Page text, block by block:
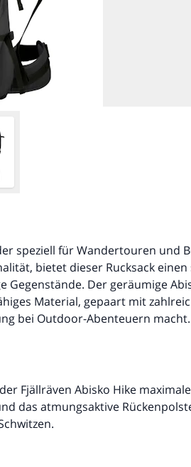
speziell für Wandertouren und
bietet dieser Rucksack
Der geräumige
Material, gepaart mit
bei Outdoor-Abenteuern macht.
Fjällräven Abisko Hike
das atmungsaktive